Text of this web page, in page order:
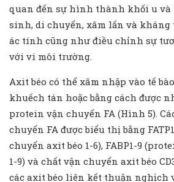
quan đến sự hình thành khối u và
sinh, di chuyển, xâm lấn và kháng
ác tính cũng như điều chỉnh sự
với vi môi trường.
Axit béo có thể xâm nhập vào tế
khuếch tán hoặc bằng cách được
protein vận chuyển FA (Hình 5).
chuyển FA được biểu thị bằng
chuyển axit béo 1-6), FABP1-9
1-9) và chất vận chuyển axit béo
các axit béo liên kết thuận nghịch